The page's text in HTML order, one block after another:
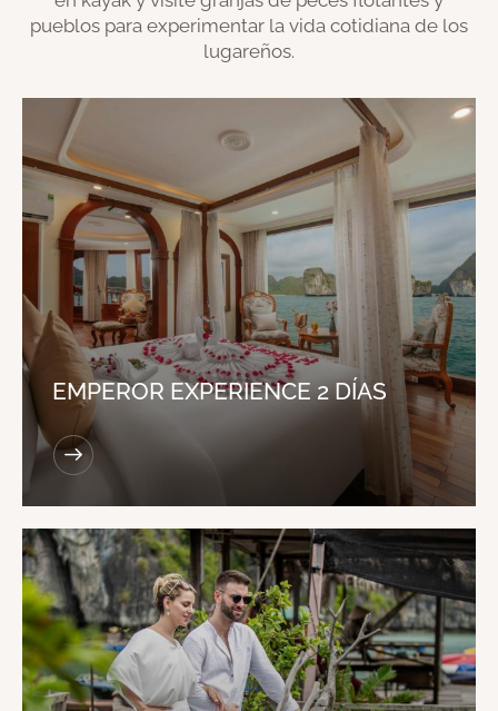
pueblos para experimentar la vida cotidiana de los
lugareños.
EMPEROR EXPERIENCE 2 DÍAS